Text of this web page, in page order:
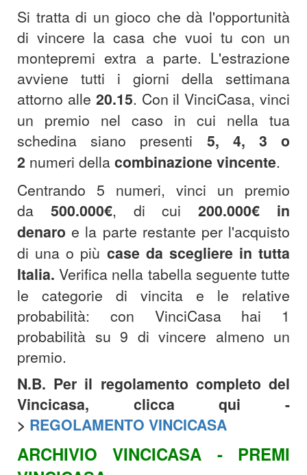
Si tratta di un gioco che dà l'opportunità
di vincere la casa che vuoi tu con un
montepremi extra a parte. L'estrazione
avviene tutti i giorni della settimana
attorno alle 20.15. Con il VinciCasa, vinci
un premio nel caso in cui nella tua
schedina siano presenti 5, 4, 3 o
2 numeri della combinazionevincente.
Centrando 5 numeri, vinci un premio
da 500.000€, di cui200.000€
in
denaroe la parte restante per l'acquisto
di una o più case da scegliere in tutta
Italia.Verifica nella tabella seguente tutte
le categorie di vincita e le relative
probabilità: con VinciCasa hai 1
probabilità su 9 di vincere almeno un
premio.
N.B. Per il regolamento completo del
Vincicasa, clicca qui -
> REGOLAMENTO VINCICASA
ARCHIVIO VINCICASA - PREMI